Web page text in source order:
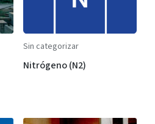
Sin categorizar
Nitrógeno (N2)